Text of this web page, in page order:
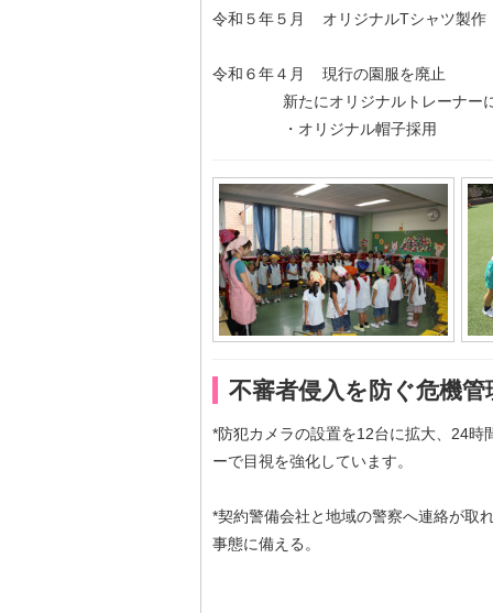
令和５年５月 オリジナルTシャツ製作
令和６年４月 現行の園服を廃止
新たにオリジナルトレーナーに
・オリジナル帽子採用
不審者侵入を防ぐ危機管
*防犯カメラの設置を12台に拡大、24時
ーで目視を強化しています。
*契約警備会社と地域の警察へ連絡が取
事態に備える。